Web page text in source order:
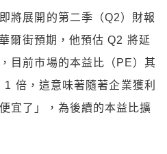
將展開的第二季（Q2）財報
爾街預期，他預估 Q2 將延
目前市場的本益比（PE）其
倍，這意味著隨著企業獲利
宜了」，為後續的本益比擴